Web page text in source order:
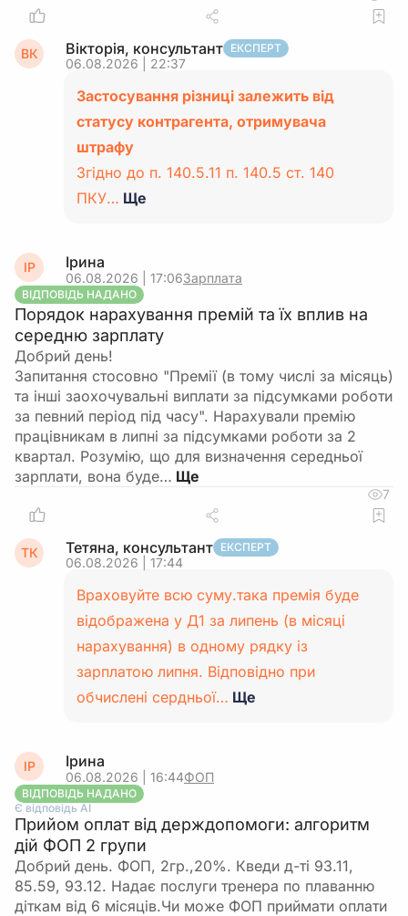
ВК Вікторія, консультант ЕКСПЕРТ
06.08.2026 | 22:37
Застосування різниці залежить від
статусу контрагента, отримувача
штрафу
Згідно до п. 140.5.11 п. 140.5 ст. 140
ПКУ… Ще
ІР Ірина
06.08.2026 | 17:06Зарплата
ВІДПОВІДЬ НАДАНО
Порядок нарахування премій та їх вплив на
середню зарплату
Добрий день!
Запитання стосовно "Премії (в тому числі за місяць)
та інші заохочувальні виплати за підсумками роботи
за певний період під часу". Нарахували премію
працівникам в липні за підсумками роботи за 2
квартал. Розумію, що для визначення середньої
зарплати, вона буде…
7
ТК Тетяна, консультант ЕКСПЕРТ
06.08.2026 | 17:44
Враховуйте всю суму.така премія буде
відображена у Д1 за липень (в місяці
нарахування) в одному рядку із
зарплатою липня. Відповідно при
обчислені сердньої… Ще
ІР Ірина
06.08.2026 | 16:44ФОП
ВІДПОВІДЬ НАДАНО
Є відповідь АІ
Прийом оплат від держдопомоги: алгоритм
дій ФОП 2 групи
Добрий день. ФОП, 2гр.,20%. Кведи д-ті 93.11,
85.59, 93.12. Надає послуги тренера по плаванню
діткам від 6 місяців.Чи може ФОП приймати оплати